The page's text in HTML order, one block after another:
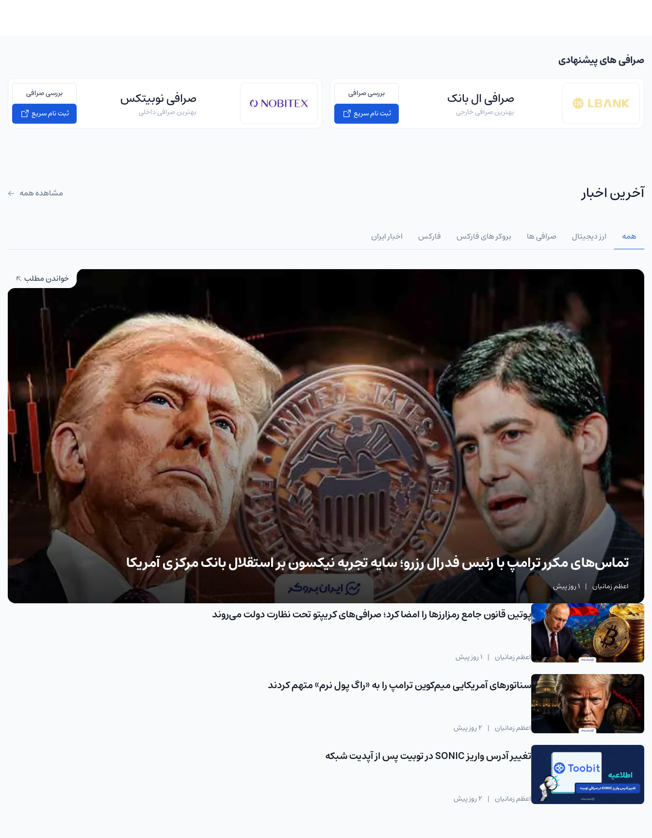
صرافی های پیشنهادی
صرافی ال بانک
بهترین صرافی خارجی
بررسی صرافی
ثبت نام سریع
صرافی نوبیتکس
بهترین صرافی داخلی
بررسی صرافی
ثبت نام سریع
آخرین اخبار مشاهده همه
همه ارز دیجیتال صرافی ها بروکر های فارکس فارکس اخبار ایران
تماس‌های مکرر ترامپ با رئیس فدرال رزرو؛ سایه تجربه نیکسون بر استقلال بانک مرکزی آمریکا
اعظم زمانیان | 1 روز پیش
خواندن مطلب
پوتین قانون جامع رمزارزها را امضا کرد؛ صرافی‌های کریپتو تحت نظارت دولت می‌روند
اعظم زمانیان | 1 روز پیش
سناتورهای آمریکایی میم‌کوین ترامپ را به «راگ‌ پول نرم» متهم کردند
اعظم زمانیان | 2 روز پیش
تغییر آدرس واریز SONIC در توبیت پس از آپدیت شبکه
اعظم زمانیان | 2 روز پیش